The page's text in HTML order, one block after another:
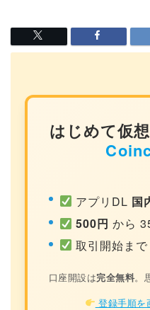
はじめて仮
アプリDL 国
500円 から
取引開始ま
口座開設は完全無料。
登録手順を